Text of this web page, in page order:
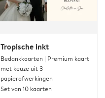
Tropische inkt
Bedankkaarten | Premium kaart
met keuze uit 3
papierafwerkingen
Set van 10 kaarten